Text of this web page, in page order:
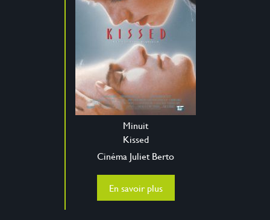
Minuit
Kissed
Cinéma Juliet Berto
En savoir plus